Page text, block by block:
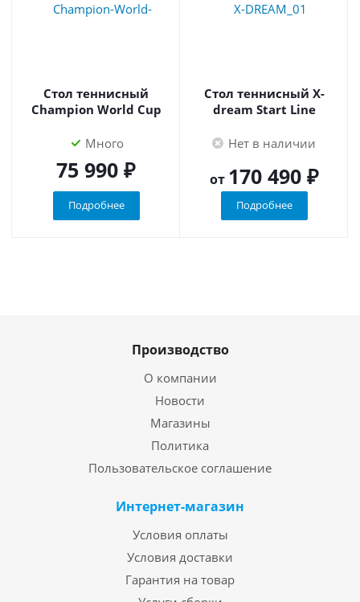
Стол теннисный
Champion World Cup
Много
75 990 ₽
Подробнее
Стол теннисный X-
dream Start Line
Нет в наличии
от 170 490 ₽
Подробнее
Производство
О компании
Новости
Магазины
Политика
Пользовательское соглашение
Интернет-магазин
Условия оплаты
Условия доставки
Гарантия на товар